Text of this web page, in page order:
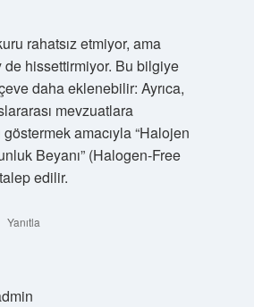
rahatsız etmiyor, ama
de hissettirmiyor. Bu bilgiye
daha eklenebilir: Ayrıca,
mevzuatlara
amacıyla “Halojen
Beyanı” (Halogen-Free
edilir.
Yanıtla